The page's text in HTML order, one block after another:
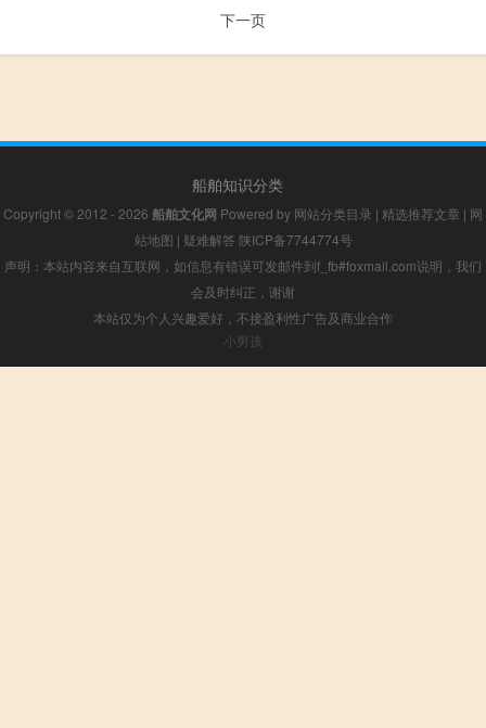
下一页
船舶知识分类
Copyright © 2012 - 2026 船舶文化网 Powered by 网站分类目录 | 精选推荐文章 | 网
站地图 | 疑难解答 陕ICP备7744774号
声明：本站内容来自互联网，如信息有错误可发邮件到f_fb#foxmail.com说明，我们
会及时纠正，谢谢
本站仅为个人兴趣爱好，不接盈利性广告及商业合作
小男孩